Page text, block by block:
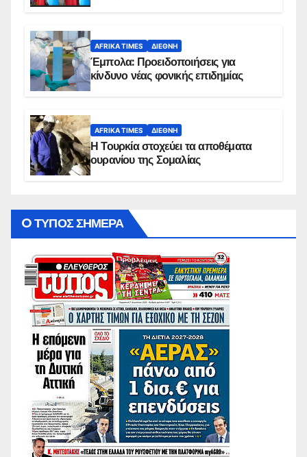
AFRIKA TIMES ΔΙΕΘΝΉ
Έμπολα: Προειδοποιήσεις για
κίνδυνο νέας φονικής επιδημίας
AFRIKA TIMES ΔΙΕΘΝΉ
Η Τουρκία στοχεύει τα αποθέματα
ουρανίου της Σομαλίας
O ΤΥΠΟΣ ΣΗΜΕΡΑ